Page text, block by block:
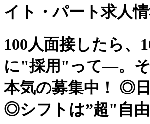
イト・パート求人
100人面接したら、
に"採用"って―。
本気の募集中！ ◎
◎シフトは”超"自由